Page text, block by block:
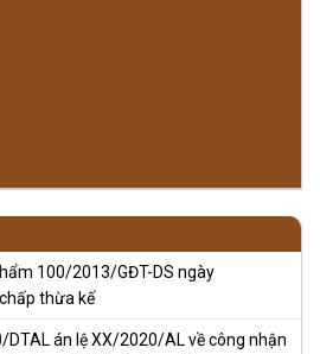
100/2013/GĐT-DS ngày
thừa kế
án lệ XX/2020/AL về công nhận